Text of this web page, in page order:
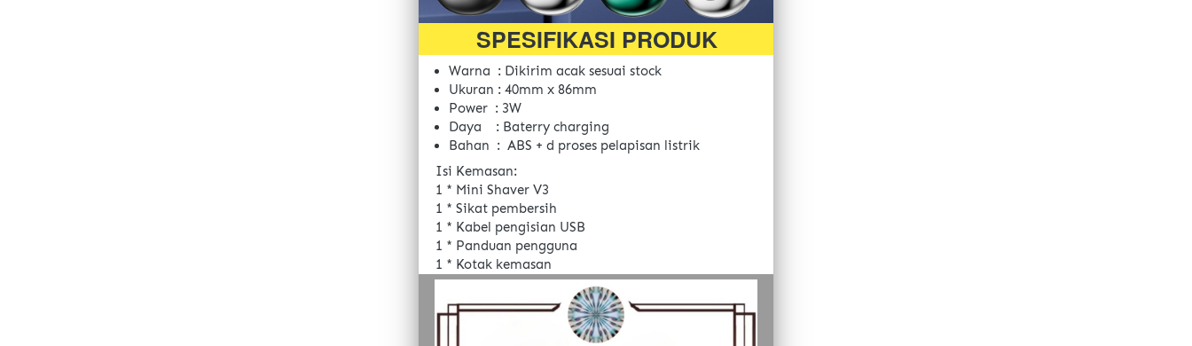
SPESIFIKASI PRODUK
Warna  : Dikirim acak sesuai stock
Ukuran : 40mm x 86mm
Power  : 3W
Daya    : Baterry charging
Bahan  : ABS + d proses pelapisan listrik
Isi Kemasan:
1 * Mini Shaver V3
1 * Sikat pembersih
1 * Kabel pengisian USB
1 * Panduan pengguna
1 * Kotak kemasan